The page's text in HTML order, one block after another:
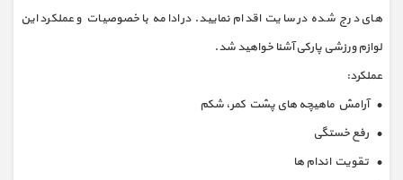
های درج شده در سایت اقدام نمایید. در ادامه با خصوصیات و عملکرد این
لوازم ورزشی پارکی آشنا خواهید شد.
عملکرد:
• آرامش ماهیچه های پشت کمر، شکم
• رفع خستگی
• تقویت اندام ها